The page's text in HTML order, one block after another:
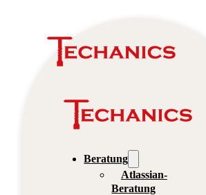
Beratung
Atlassian-
Beratung